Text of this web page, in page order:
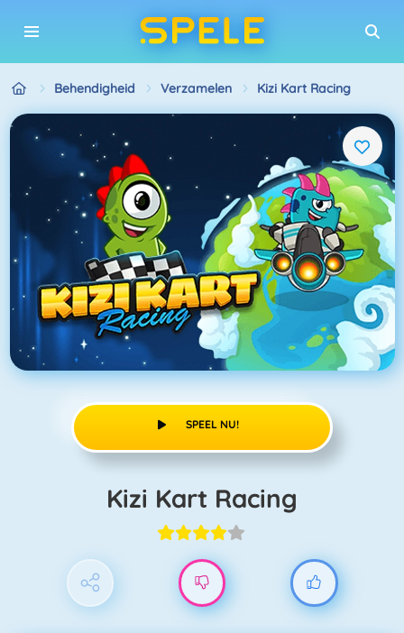
Behendigheid Verzamelen Kizi Kart Racing
SPEEL NU!
Kizi Kart Racing